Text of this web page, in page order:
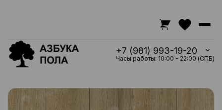
+7 (981) 993-19-20
Часы работы: 10:00 - 22:00 (СПБ)